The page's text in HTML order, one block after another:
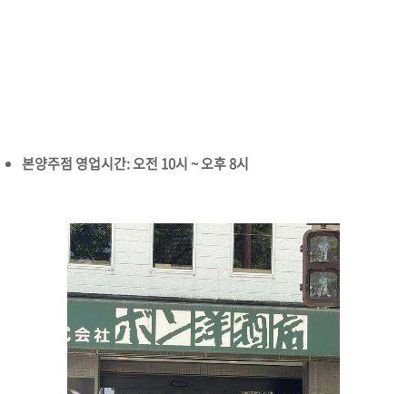
본양주점 영업시간: 오전 10시 ~ 오후 8시